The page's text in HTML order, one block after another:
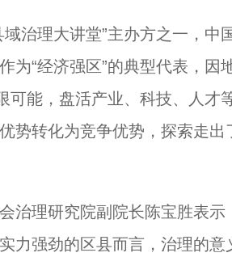
理大讲堂”主办方之一，中
为“经济强区”的典型代表，
可能，盘活产业、科技、人
势转化为竞争优势，探索走
理研究院副院长陈宝胜表示
力强劲的区县而言，治理的